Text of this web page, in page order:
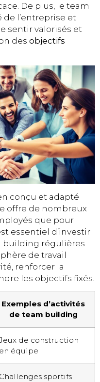
De plus, le team
l’entreprise et
sentir valorisés et
des objectifs
conçu et adapté
offre de nombreux
que pour
essentiel d’investir
building régulières
de travail
renforcer la
les objectifs fixés.
Exemples d’activités
de team building
de construction
en équipe
Challenges sportifs